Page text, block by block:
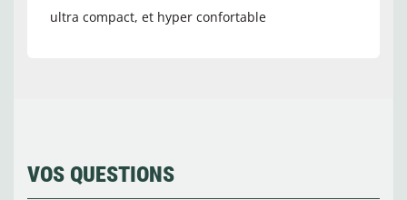
ultra compact, et hyper confortable
VOS QUESTIONS